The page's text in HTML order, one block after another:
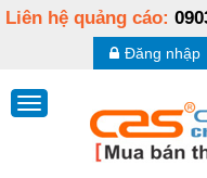
Liên hệ quảng cáo:
Đăng nhập